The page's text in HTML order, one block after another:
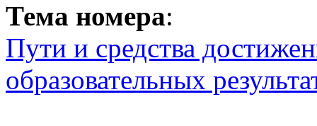
Тема номера:
Пути и средства
образовательных